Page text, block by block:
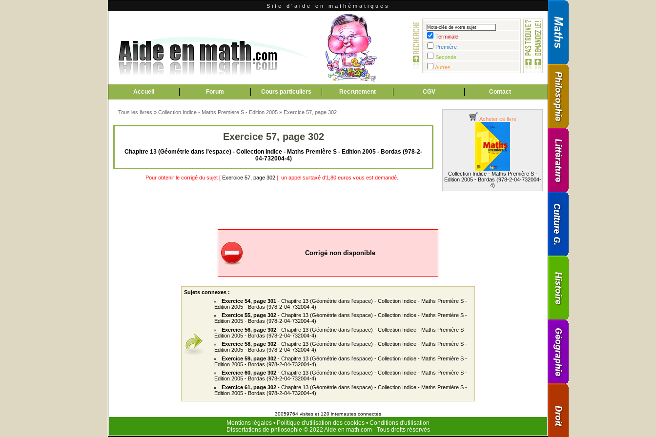
Site d'aide en mathématiques
Terminale
Première
Seconde
Autres
Accueil Forum Cours particuliers Recrutement CGV Contact
Acheter ce livre
Collection Indice - Maths Première S -
Edition 2005 - Bordas (978-2-04-732004-
4)
Tous les livres » Collection Indice - Maths Première S - Edition 2005 » Exercice 57, page 302
Exercice 57, page 302
Chapitre 13 (Géométrie dans l'espace) - Collection Indice - Maths Première S - Edition 2005 - Bordas (978-2-
04-732004-4)
Pour obtenir le corrigé du sujet [ Exercice 57, page 302 ], un appel surtaxé d'1,80 euros vous est demandé.
Corrigé non disponible
Sujets connexes :
Exercice 54, page 301 - Chapitre 13 (Géométrie dans l'espace) - Collection Indice - Maths Première S -
Edition 2005 - Bordas (978-2-04-732004-4)
Exercice 55, page 302 - Chapitre 13 (Géométrie dans l'espace) - Collection Indice - Maths Première S -
Edition 2005 - Bordas (978-2-04-732004-4)
Exercice 56, page 302 - Chapitre 13 (Géométrie dans l'espace) - Collection Indice - Maths Première S -
Edition 2005 - Bordas (978-2-04-732004-4)
Exercice 58, page 302 - Chapitre 13 (Géométrie dans l'espace) - Collection Indice - Maths Première S -
Edition 2005 - Bordas (978-2-04-732004-4)
Exercice 59, page 302 - Chapitre 13 (Géométrie dans l'espace) - Collection Indice - Maths Première S -
Edition 2005 - Bordas (978-2-04-732004-4)
Exercice 60, page 302 - Chapitre 13 (Géométrie dans l'espace) - Collection Indice - Maths Première S -
Edition 2005 - Bordas (978-2-04-732004-4)
Exercice 61, page 302 - Chapitre 13 (Géométrie dans l'espace) - Collection Indice - Maths Première S -
Edition 2005 - Bordas (978-2-04-732004-4)
30059764 visites et 120 internautes connectés
Mentions légales • Politique d'utilisation des cookies • Conditions d'utilisation
Dissertations de philosophie © 2022 Aide en math.com- Tous droits réservés